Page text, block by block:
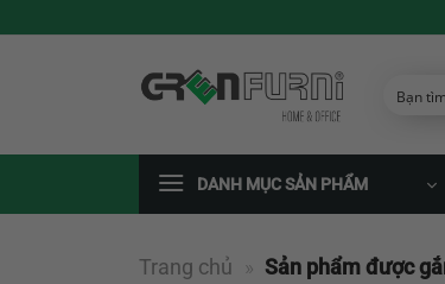
DANH MỤC SẢN PHẨM
Trang chủ » Sản phẩm được